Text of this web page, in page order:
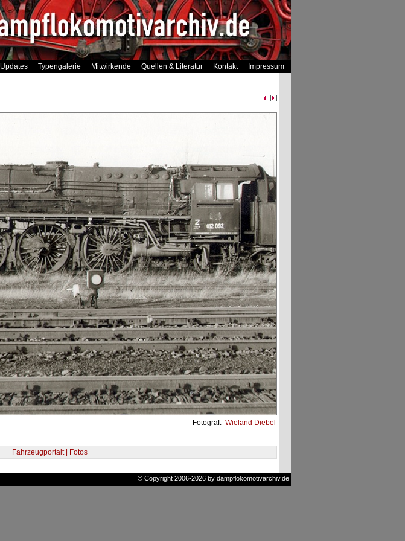
Updates Typengalerie Mitwirkende Quellen & Literatur Kontakt Impressum
Fotograf: Wieland Diebel
Fahrzeugportait | Fotos
© Copyright 2006-2026 by dampflokomotivarchiv.de